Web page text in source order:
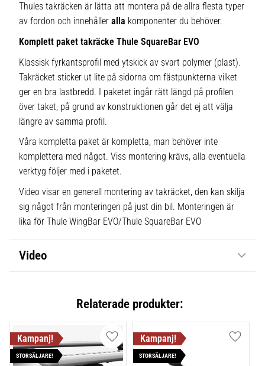
Thules takräcken är lätta att montera på de allra flesta typer
av fordon och innehåller alla komponenter du behöver.
Komplett paket takräcke Thule SquareBar EVO
Klassisk fyrkantsprofil med ytskick av svart polymer (plast).
Takräcket sticker ut lite på sidorna om fästpunkterna vilket
ger en bra lastbredd. I paketet ingår rätt längd på profilen
över taket, på grund av konstruktionen går det ej att välja
längre av samma profil.
Våra kompletta paket är kompletta, man behöver inte
komplettera med något. Viss montering krävs, alla eventuella
verktyg följer med i paketet.
Video visar en generell montering av takräcket, den kan skilja
sig något från monteringen på just din bil. Monteringen är
lika för Thule WingBar EVO/Thule SquareBar EVO
Video
Relaterade produkter:
STORSÄLJARE!
Lägg till i favoriter
STORSÄLJARE!
Lägg